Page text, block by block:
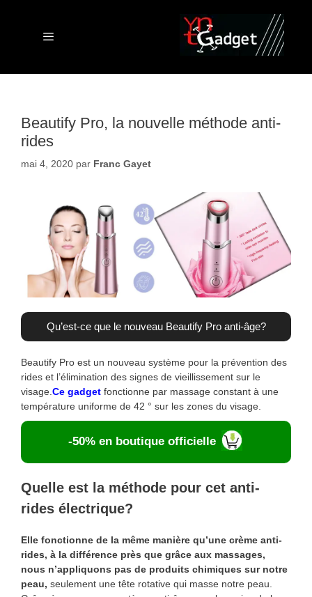
Menu
Beautify Pro, la nouvelle méthode anti-
rides
mai 4, 2020 par Franc Gayet
Qu’est-ce que le nouveau Beautify Pro anti-âge?
Beautify Pro est un nouveau système pour la prévention des
rides et l’élimination des signes de vieillissement sur le
visage. Ce gadget fonctionne par massage constant à une
température uniforme de 42 ° sur les zones du visage.
-50% en boutique officielle
Quelle est la méthode pour cet anti-
rides électrique?
Elle fonctionne de la même manière qu’une crème anti-
rides, à la différence près que grâce aux massages,
nous n’appliquons pas de produits chimiques sur notre
peau, seulement une tête rotative qui masse notre peau.